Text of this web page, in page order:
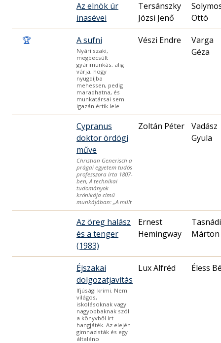
Az elnök úr
inasévei
Tersánszky
Józsi Jenő
Ottó
🏆 A sufni
Nyári szaki,
megbecsült
gyárimunkás, alig
várja, hogy
nyugdíjba
mehessen, pedig
maradhatna, és
munkatársai sem
igazán értik lele
Vészi Endre
Varga
Géza
Cypranus
doktor ördögi
műve
Christian Generisch a
prágai egyetem tudós
professzora írta 1807-
ben, A technikai
tudományok
krónikája című
munkájában: „A múlt
Zoltán Péter
Vadász
Gyula
Az öreg halász
és a tenger
(1983)
Ernest
Hemingway
Tasnádi
Márton
Éjszakai
dolgozatjavítás
Ifjúsági krimi. Nem
világos,
iskolásoknak vagy
nagyobbaknak szól
a könyvből írt
hangjáték. Az elején
gimnazisták és egy
általáno
Lux Alfréd Éless